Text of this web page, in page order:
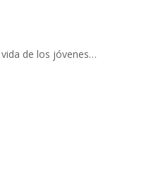
de los jóvenes…